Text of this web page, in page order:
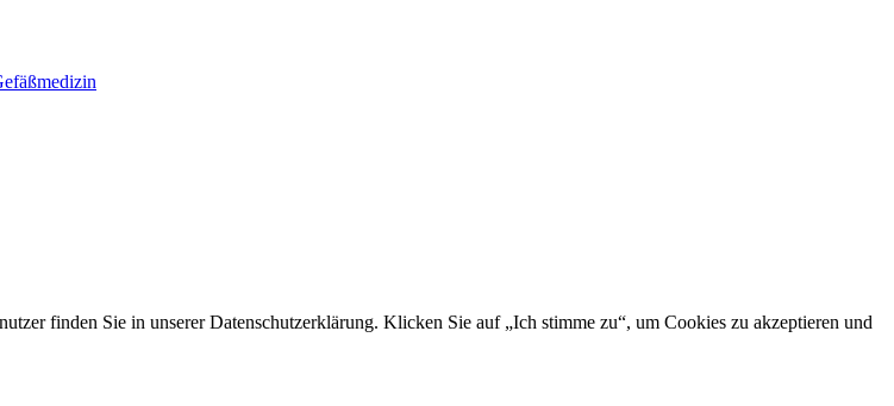
finden Sie in unserer Datenschutzerklärung. Klicken Sie auf „Ich stimme zu“, um Cookies zu akzeptieren und